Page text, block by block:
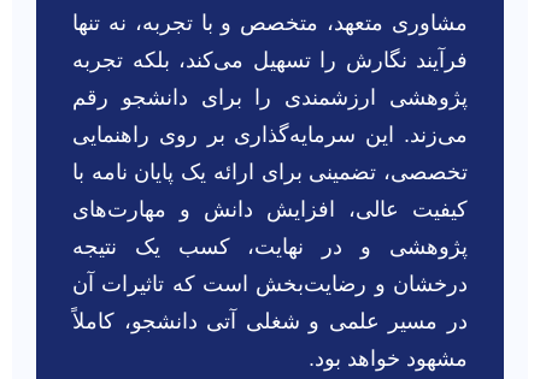
مشاوری متعهد، متخصص و با تجربه، نه تنها
فرآیند نگارش را تسهیل می‌کند، بلکه تجربه
پژوهشی ارزشمندی را برای دانشجو رقم
می‌زند. این سرمایه‌گذاری بر روی راهنمایی
تخصصی، تضمینی برای ارائه یک پایان نامه با
کیفیت عالی، افزایش دانش و مهارت‌های
پژوهشی و در نهایت، کسب یک نتیجه
درخشان و رضایت‌بخش است که تاثیرات آن
در مسیر علمی و شغلی آتی دانشجو، کاملاً
مشهود خواهد بود.